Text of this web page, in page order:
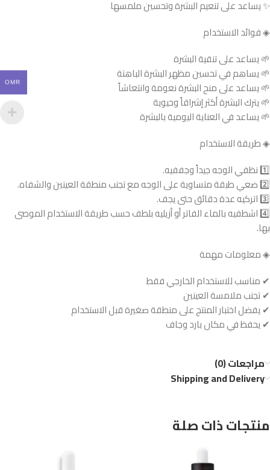
✨ يساعد على تنعيم البشرة وتحسين ملمسها
◈ فوائد الاستخدام
🌱 يساعد على تنقية البشرة
🌱 يساهم في تحسين مظهر البشرة الباهتة
🌱 يساعد على منح البشرة نعومة وانتعاشاً
🌱 يترك البشرة أكثر إشراقاً وحيوية
🌱 يساعد في العناية اليومية بالبشرة
◈ طريقة الاستخدام
1️⃣ نظفي الوجه جيداً وجففيه.
2️⃣ ضعي طبقة متساوية على الوجه مع تجنب منطقة العينين والشفاه.
3️⃣ اتركيه عدة دقائق حتى يجف.
4️⃣ اشطفيه بالماء الفاتر أو أزيليه بلطف حسب طريقة الاستخدام الموصى
بها.
◈ معلومات مهمة
✔ مناسب للاستخدام الخارجي فقط
✔ تجنب ملامسة العينين
✔ يفضل اختبار المنتج على منطقة صغيرة قبل الاستخدام
✔ يحفظ في مكان بارد وجاف
مراجعات (0)
Shipping and Delivery
منتجات ذات صلة
OMR